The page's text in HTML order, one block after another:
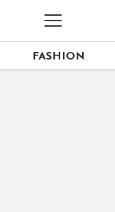
FASHION